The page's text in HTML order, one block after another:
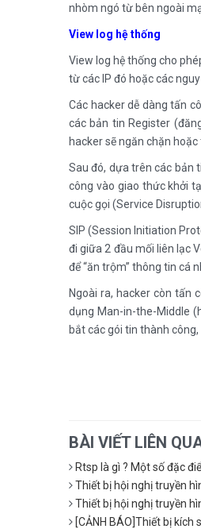
nhòm ngó từ bên ngoài
View log hệ thống
View log hệ thống cho
từ các IP đó hoặc các
Các hacker dễ dàng tấn
các bản tin Register
hacker sẽ ngăn chặn hoặc
Sau đó, dựa trên các bản
công vào giao thức khởi
cuộc gọi (Service
SIP (Session Initiation
đi giữa 2 đầu mối liên lạc
để “ăn trộm” thông tin cá
Ngoài ra, hacker còn tấn
dụng Man-in-the-Middle
bắt các gói tin thành
BÀI VIẾT LIÊN
Rtsp là gì ? Một số đặc
Thiết bị hội nghị truyền
Thiết bị hội nghị truyền
[CẢNH BÁO]Thiết bị